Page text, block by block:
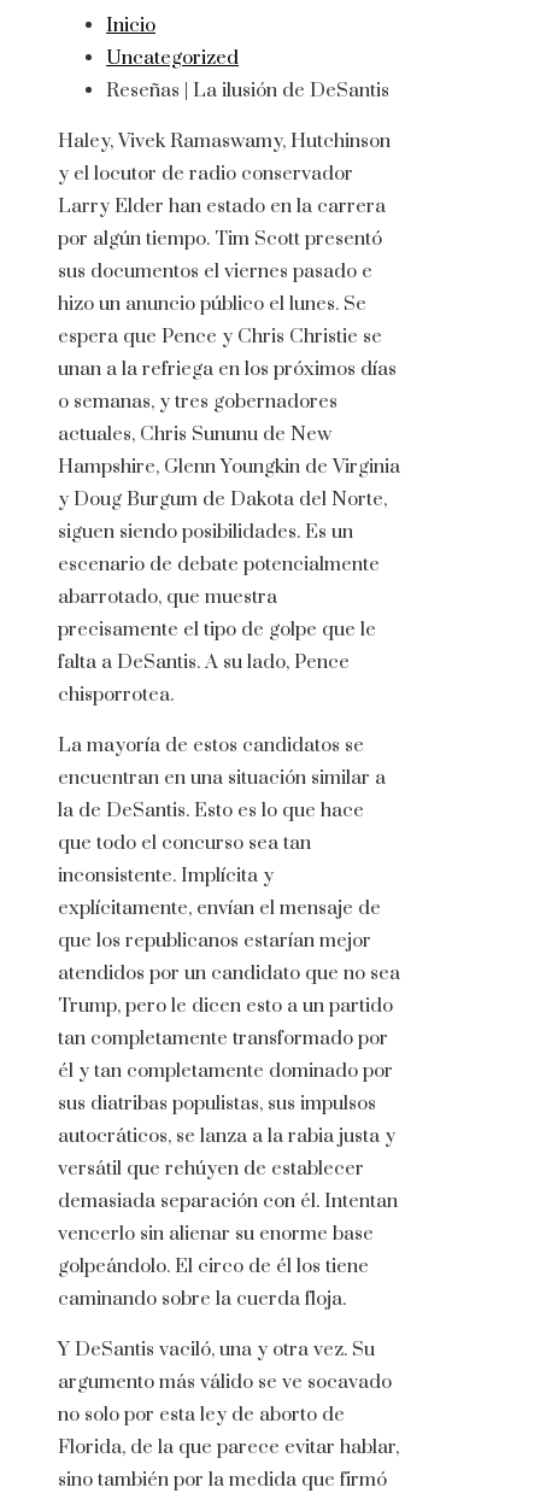
Inicio
Uncategorized
Reseñas | La ilusión de DeSantis
Haley, Vivek Ramaswamy, Hutchinson
y el locutor de radio conservador
Larry Elder han estado en la carrera
por algún tiempo. Tim Scott presentó
sus documentos el viernes pasado e
hizo un anuncio público el lunes. Se
espera que Pence y Chris Christie se
unan a la refriega en los próximos días
o semanas, y tres gobernadores
actuales, Chris Sununu de New
Hampshire, Glenn Youngkin de Virginia
y Doug Burgum de Dakota del Norte,
siguen siendo posibilidades. Es un
escenario de debate potencialmente
abarrotado, que muestra
precisamente el tipo de golpe que le
falta a DeSantis. A su lado, Pence
chisporrotea.
La mayoría de estos candidatos se
encuentran en una situación similar a
la de DeSantis. Esto es lo que hace
que todo el concurso sea tan
inconsistente. Implícita y
explícitamente, envían el mensaje de
que los republicanos estarían mejor
atendidos por un candidato que no sea
Trump, pero le dicen esto a un partido
tan completamente transformado por
él y tan completamente dominado por
sus diatribas populistas, sus impulsos
autocráticos, se lanza a la rabia justa y
versátil que rehúyen de establecer
demasiada separación con él. Intentan
vencerlo sin alienar su enorme base
golpeándolo. El circo de él los tiene
caminando sobre la cuerda floja.
Y DeSantis vaciló, una y otra vez. Su
argumento más válido se ve socavado
no solo por esta ley de aborto de
Florida, de la que parece evitar hablar,
sino también por la medida que firmó